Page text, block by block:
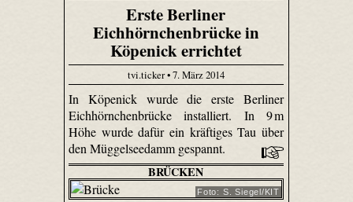
Erste Berliner
Eichhörnchenbrücke in
Köpenick errichtet
tvi.ticker • 7. März 2014
In Köpenick wurde die erste Berliner
Eichhörnchenbrücke installiert. In 9 m
Höhe wurde dafür ein kräftiges Tau über
den Müggelseedamm gespannt.
BRÜCKEN
Foto: S. Siegel/KIT